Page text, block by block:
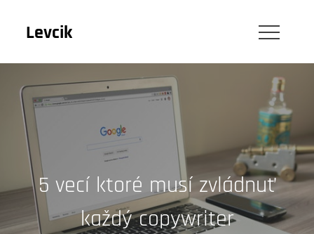
Levcik
5 vecí ktoré musí zvládnuť
každý copywriter